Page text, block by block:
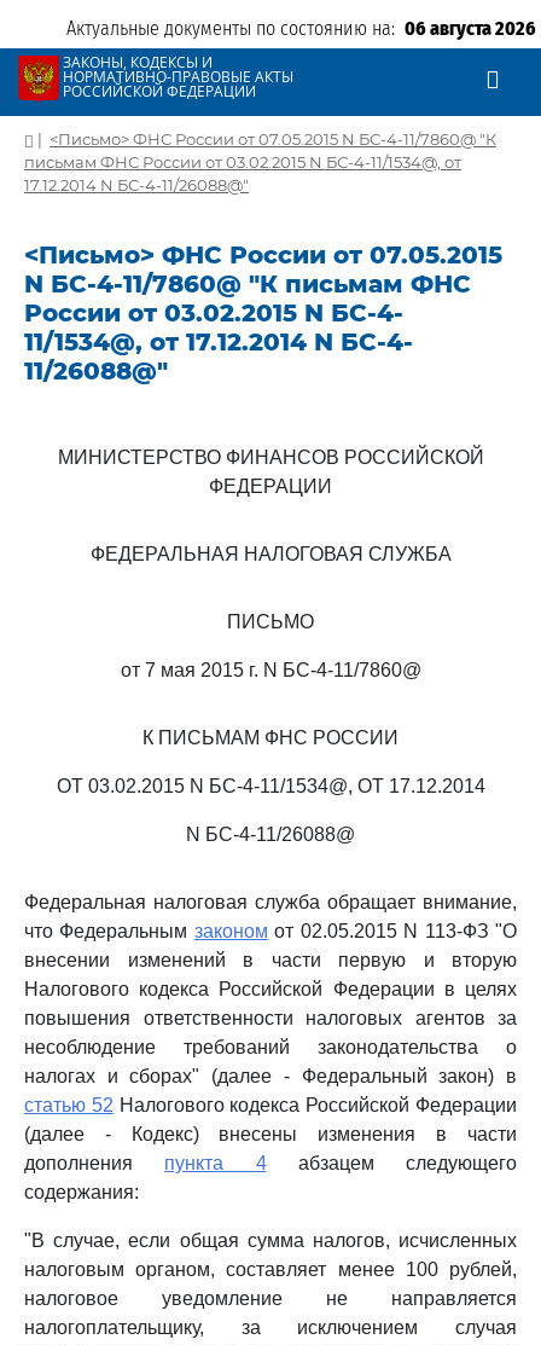
Актуальные документы по состоянию на: 06 августа 2026
ЗАКОНЫ, КОДЕКСЫ И
НОРМАТИВНО-ПРАВОВЫЕ АКТЫ
РОССИЙСКОЙ ФЕДЕРАЦИИ
| <Письмо> ФНС России от 07.05.2015 N БС-4-11/7860@ "К
письмам ФНС России от 03.02.2015 N БС-4-11/1534@, от
17.12.2014 N БС-4-11/26088@"
<Письмо> ФНС России от 07.05.2015
N БС-4-11/7860@ "К письмам ФНС
России от 03.02.2015 N БС-4-
11/1534@, от 17.12.2014 N БС-4-
11/26088@"
МИНИСТЕРСТВО ФИНАНСОВ РОССИЙСКОЙ
ФЕДЕРАЦИИ
ФЕДЕРАЛЬНАЯ НАЛОГОВАЯ СЛУЖБА
ПИСЬМО
от 7 мая 2015 г. N БС-4-11/7860@
К ПИСЬМАМ ФНС РОССИИ
ОТ 03.02.2015 N БС-4-11/1534@, ОТ 17.12.2014
N БС-4-11/26088@
Федеральная налоговая служба обращает внимание,
что Федеральным законом от 02.05.2015 N 113-ФЗ "О
внесении изменений в части первую и вторую
Налогового кодекса Российской Федерации в целях
повышения ответственности налоговых агентов за
несоблюдение требований законодательства о
налогах и сборах" (далее - Федеральный закон) в
статью 52 Налогового кодекса Российской Федерации
(далее - Кодекс) внесены изменения в части
дополнения пункта 4абзацем следующего
содержания:
"В случае, если общая сумма налогов, исчисленных
налоговым органом, составляет менее 100 рублей,
налоговое уведомление не направляется
налогоплательщику, за исключением случая